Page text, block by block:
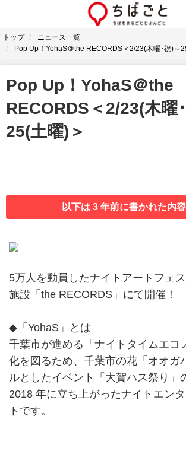
トップ
ニュース一覧
Pop Up！YohaS＠the RECORDS＜2/23(木曜･祝)～
Pop Up！YohaS＠the
RECORDS＜2/23(木曜
25(土曜)＞
以下は 3 年前に書かれた内
5万人を動員したナイトアートフェス
施設「the RECORDS」にて開催！
◆「YohaS」とは
千葉市が進める「ナイトタイムエコ
化を図るため、千葉市の花「オオガ
ルとしたイベント「大賀ハス祭り」
2018 年に立ち上がったナイトエン
トです。